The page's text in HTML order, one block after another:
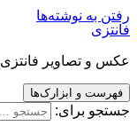
رفتن به نوشته‌ها
فانتزی
عکس و تصاویر فانتزی
فهرست و ابزارک‌ها
جستجو برای: